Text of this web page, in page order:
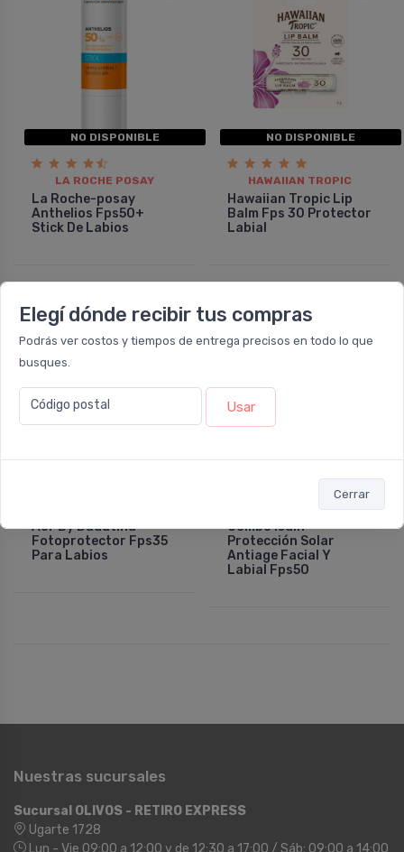
Elegí dónde recibir tus compras
Podrás ver costos y tiempos de entrega precisos en todo lo que
busques.
Código postal Usar
Cerrar
NO DISPONIBLE
LA ROCHE POSAY
La Roche-posay
Anthelios Fps50+
Stick De Labios
NO DISPONIBLE
HAWAIIAN TROPIC
Hawaiian Tropic Lip
Balm Fps 30 Protector
Labial
Acf By Dadatina
Fotoprotector Fps35
Para Labios
COMBO
Combo Isdin
Protección Solar
Antiage Facial Y
Labial Fps50
Nuestras sucursales
Sucursal OLIVOS - RETIRO EXPRESS
Ugarte 1728